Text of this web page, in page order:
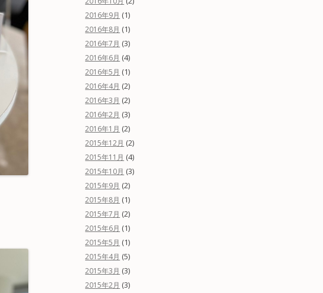
2016年9月 (1)
2016年8月 (1)
2016年7月 (3)
2016年6月 (4)
2016年5月 (1)
2016年4月 (2)
2016年3月 (2)
2016年2月 (3)
2016年1月 (2)
2015年12月 (2)
2015年11月 (4)
2015年10月 (3)
2015年9月 (2)
2015年8月 (1)
2015年7月 (2)
2015年6月 (1)
2015年5月 (1)
2015年4月 (5)
2015年3月 (3)
2015年2月 (3)